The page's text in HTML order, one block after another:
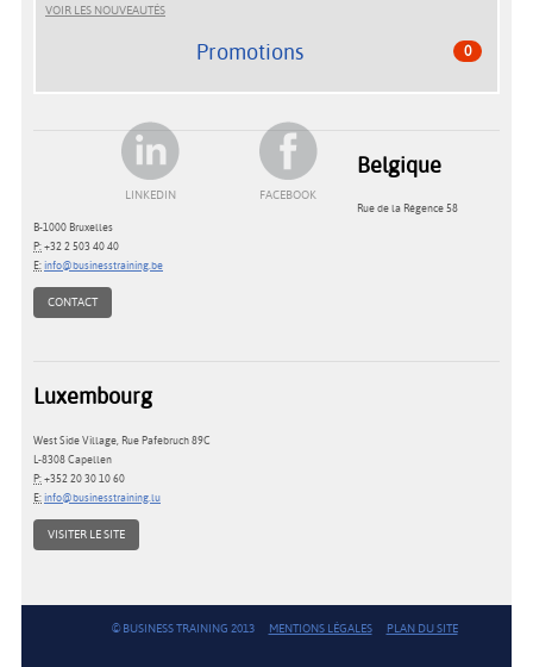
VOIR LES NOUVEAUTÉS
Promotions 0
LINKEDIN FACEBOOK
Belgique
Rue de la Régence 58
B-1000 Bruxelles
P:+32 2 503 40 40
E:info@businesstraining.be
CONTACT
Luxembourg
West Side Village, Rue Pafebruch 89C
L-8308 Capellen
P:+352 20 30 10 60
E:info@businesstraining.lu
VISITER LE SITE
© BUSINESS TRAINING 2013 MENTIONS LÉGALES PLAN DU SITE